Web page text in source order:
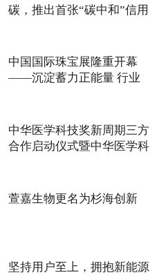
碳，推出首张“碳中和”信用
中国国际珠宝展隆重开幕
——沉淀蓄力正能量 行业
中华医学科技奖新周期三方
合作启动仪式暨中华医学科
萱嘉生物更名为杉海创新
坚持用户至上，拥抱新能源